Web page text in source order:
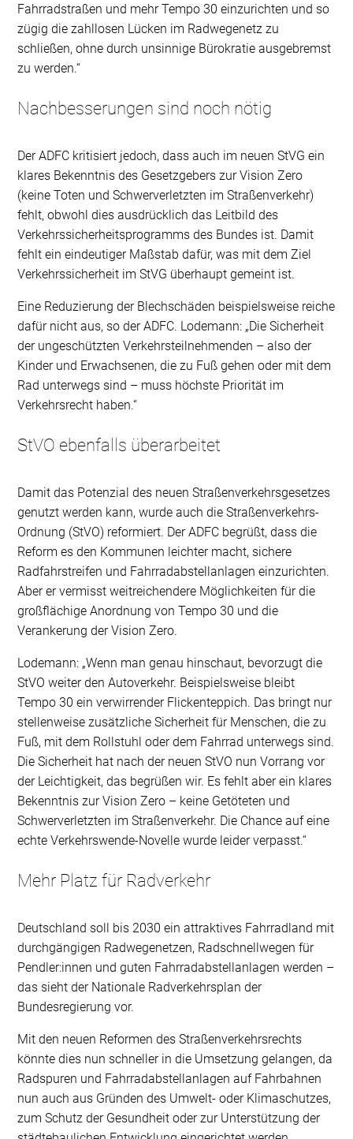
Fahrradstraßen und mehr Tempo 30 einzurichten und so
zügig die zahllosen Lücken im Radwegenetz zu
schließen, ohne durch unsinnige Bürokratie ausgebremst
zu werden.“
Nachbesserungen sind noch nötig
Der ADFC kritisiert jedoch, dass auch im neuen StVG ein
klares Bekenntnis des Gesetzgebers zur Vision Zero
(keine Toten und Schwerverletzten im Straßenverkehr)
fehlt, obwohl dies ausdrücklich das Leitbild des
Verkehrssicherheitsprogramms des Bundes ist. Damit
fehlt ein eindeutiger Maßstab dafür, was mit dem Ziel
Verkehrssicherheit im StVG überhaupt gemeint ist.
Eine Reduzierung der Blechschäden beispielsweise reiche
dafür nicht aus, so der ADFC. Lodemann: „Die Sicherheit
der ungeschützten Verkehrsteilnehmenden – also der
Kinder und Erwachsenen, die zu Fuß gehen oder mit dem
Rad unterwegs sind – muss höchste Priorität im
Verkehrsrecht haben.“
StVO ebenfalls überarbeitet
Damit das Potenzial des neuen Straßenverkehrsgesetzes
genutzt werden kann, wurde auch die Straßenverkehrs-
Ordnung (StVO) reformiert. Der ADFC begrüßt, dass die
Reform es den Kommunen leichter macht, sichere
Radfahrstreifen und Fahrradabstellanlagen einzurichten.
Aber er vermisst weitreichendere Möglichkeiten für die
großflächige Anordnung von Tempo 30 und die
Verankerung der Vision Zero.
Lodemann: „Wenn man genau hinschaut, bevorzugt die
StVO weiter den Autoverkehr. Beispielsweise bleibt
Tempo 30 ein verwirrender Flickenteppich. Das bringt nur
stellenweise zusätzliche Sicherheit für Menschen, die zu
Fuß, mit dem Rollstuhl oder dem Fahrrad unterwegs sind.
Die Sicherheit hat nach der neuen StVO nun Vorrang vor
der Leichtigkeit, das begrüßen wir. Es fehlt aber ein klares
Bekenntnis zur Vision Zero – keine Getöteten und
Schwerverletzten im Straßenverkehr. Die Chance auf eine
echte Verkehrswende-Novelle wurde leider verpasst.“
Mehr Platz für Radverkehr
Deutschland soll bis 2030 ein attraktives Fahrradland mit
durchgängigen Radwegenetzen, Radschnellwegen für
Pendler:innen und guten Fahrradabstellanlagen werden –
das sieht der Nationale Radverkehrsplan der
Bundesregierung vor.
Mit den neuen Reformen des Straßenverkehrsrechts
könnte dies nun schneller in die Umsetzung gelangen, da
Radspuren und Fahrradabstellanlagen auf Fahrbahnen
nun auch aus Gründen des Umwelt- oder Klimaschutzes,
zum Schutz der Gesundheit oder zur Unterstützung der